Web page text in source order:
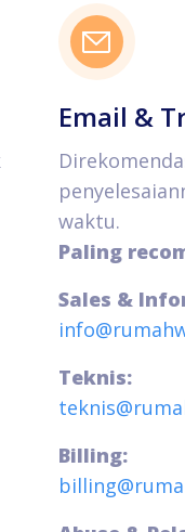
Email &
waktu.
Paling
Sales &
Teknis:
Billing: